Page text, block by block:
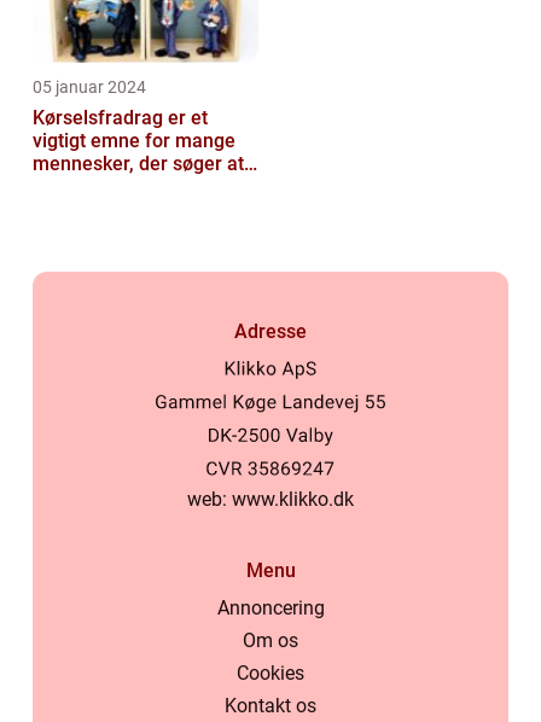
05 januar 2024
Kørselsfradrag er et
vigtigt emne for mange
mennesker, der søger at
Adresse
web: www.klikko.dk
Menu
Annoncering
Om os
Cookies
Kontakt os